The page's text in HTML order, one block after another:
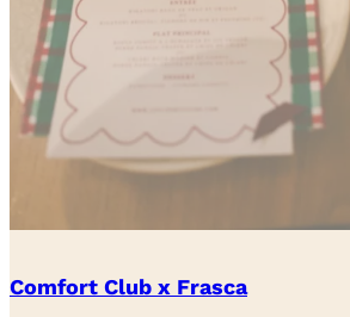
Comfort Club x Frasca